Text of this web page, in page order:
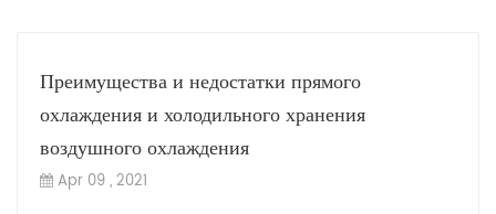
Преимущества и недостатки прямого
охлаждения и холодильного хранения
воздушного охлаждения
Apr 09 , 2021